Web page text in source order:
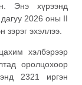
Энэ хүрээнд
2026 оны II
эхэллээ.
хэлбэрээр
оролцохоор
2321 иргэн